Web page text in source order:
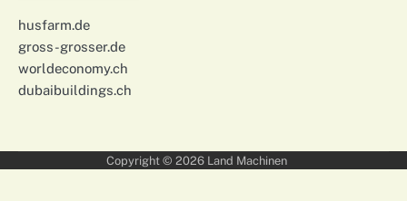
husfarm.de
gross-grosser.de
worldeconomy.ch
dubaibuildings.ch
Copyright © 2026 Land Machinen